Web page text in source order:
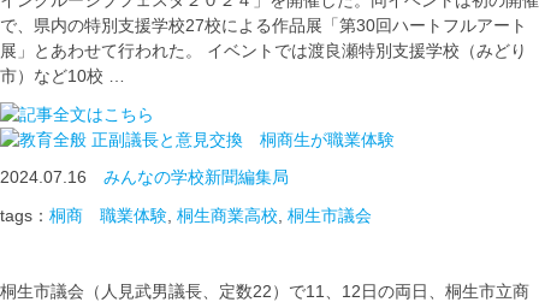
で、県内の特別支援学校27校による作品展「第30回ハートフルアート
展」とあわせて行われた。 イベントでは渡良瀬特別支援学校（みどり
市）など10校 …
正副議長と意見交換 桐商生が職業体験
2024.07.16 みんなの学校新聞編集局
tags： 桐商 職業体験 桐生商業高校 桐生市議会
桐生市議会（人見武男議長、定数22）で11、12日の両日、桐生市立商